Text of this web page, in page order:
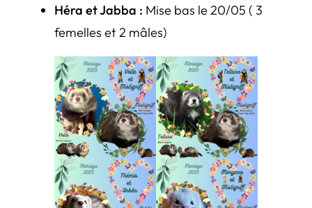
Héra et Jabba : Mise bas le 20/05 ( 3
femelles et 2 mâles)